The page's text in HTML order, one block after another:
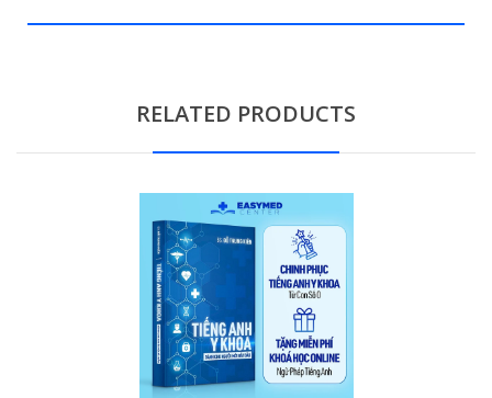
RELATED PRODUCTS